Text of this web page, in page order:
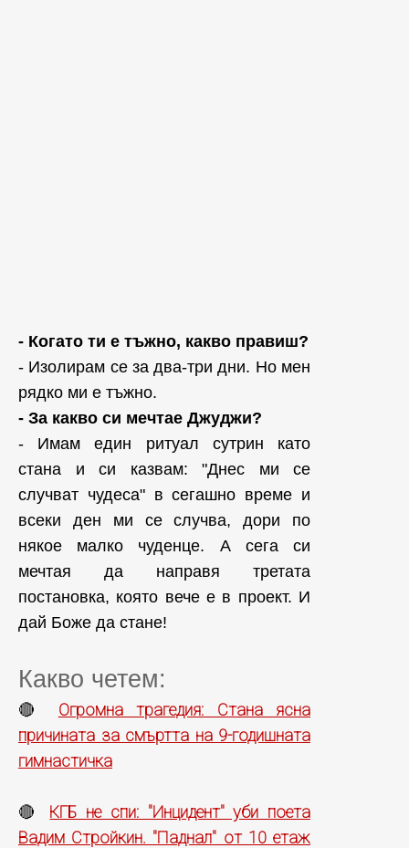
- Когато ти е тъжно, какво правиш?
- Изолирам се за два-три дни. Но мен
рядко ми е тъжно.
- За какво си мечтае Джуджи?
- Имам един ритуал сутрин като
стана и си казвам: "Днес ми се
случват чудеса" в сегашно време и
всеки ден ми се случва, дори по
някое малко чуденце. А сега си
мечтая да направя третата
постановка, която вече е в проект. И
дай Боже да стане!
Какво четем:
🔴 Огромна трагедия: Стана ясна
причината за смъртта на 9-годишната
гимнастичка
🔴 КГБ не спи: "Инцидент" уби поета
Вадим Стройкин. "Паднал" от 10 етаж